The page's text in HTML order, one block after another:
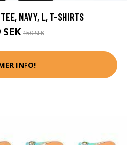
NAVY, L, T-SHIRTS
SEK 150 SEK
INFO!